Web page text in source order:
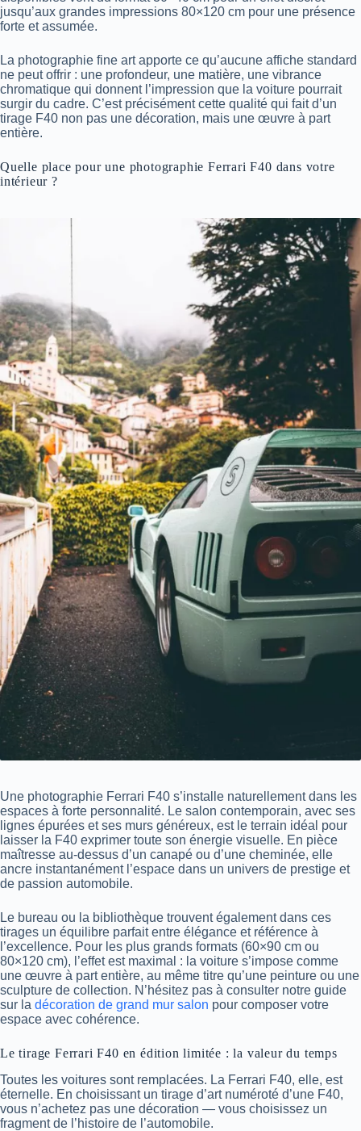
jusqu’aux grandes impressions 80×120 cm pour une présence
forte et assumée.
La photographie fine art apporte ce qu’aucune affiche standard
ne peut offrir : une profondeur, une matière, une vibrance
chromatique qui donnent l’impression que la voiture pourrait
surgir du cadre. C’est précisément cette qualité qui fait d’un
tirage F40 non pas une décoration, mais une œuvre à part
entière.
Quelle place pour une photographie Ferrari F40 dans votre
intérieur ?
Une photographie Ferrari F40 s’installe naturellement dans les
espaces à forte personnalité. Le salon contemporain, avec ses
lignes épurées et ses murs généreux, est le terrain idéal pour
laisser la F40 exprimer toute son énergie visuelle. En pièce
maîtresse au-dessus d’un canapé ou d’une cheminée, elle
ancre instantanément l’espace dans un univers de prestige et
de passion automobile.
Le bureau ou la bibliothèque trouvent également dans ces
tirages un équilibre parfait entre élégance et référence à
l’excellence. Pour les plus grands formats (60×90 cm ou
80×120 cm), l’effet est maximal : la voiture s’impose comme
une œuvre à part entière, au même titre qu’une peinture ou une
sculpture de collection. N’hésitez pas à consulter notre guide
sur la décoration de grand mur salon pour composer votre
espace avec cohérence.
Le tirage Ferrari F40 en édition limitée : la valeur du temps
Toutes les voitures sont remplacées. La Ferrari F40, elle, est
éternelle. En choisissant un tirage d’art numéroté d’une F40,
vous n’achetez pas une décoration — vous choisissez un
fragment de l’histoire de l’automobile.